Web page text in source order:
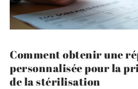
Comment obtenir une
personnalisée pour la
de la stérilisation